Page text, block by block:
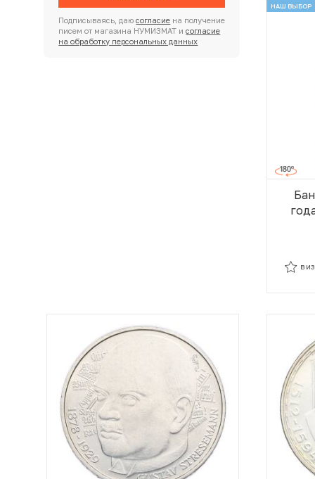
Подписываясь, даюсогласие на получение
писем от магазина НУМИЗМАТ исогласие
на обработку персональных данных
НАШ ВЫБОР
В